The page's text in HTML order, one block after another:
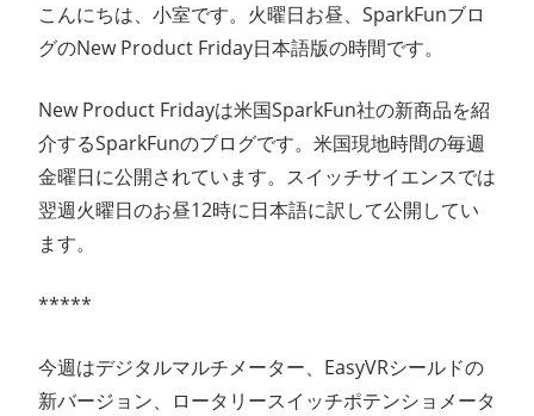
ン
ス
マ
ン
こんにちは、小室です。火曜日お昼、SparkFunブロ
グのNew Product Friday日本語版の時間です。
New Product Fridayは米国SparkFun社の新商品を紹
介するSparkFunのブログです。米国現地時間の毎週
金曜日に公開されています。スイッチサイエンスでは
翌週火曜日のお昼12時に日本語に訳して公開してい
ます。
*****
今週はデジタルマルチメーター、EasyVRシールドの
新バージョン、ロータリースイッチポテンショメータ